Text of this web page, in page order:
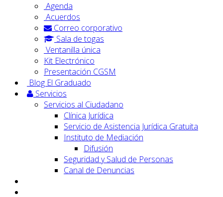
Agenda
Acuerdos
Correo corporativo
Sala de togas
Ventanilla única
Kit Electrónico
Presentación CGSM
Blog El Graduado
Servicios
Servicios al Ciudadano
Clínica Jurídica
Servicio de Asistencia Jurídica Gratuita
Instituto de Mediación
Difusión
Seguridad y Salud de Personas
Canal de Denuncias